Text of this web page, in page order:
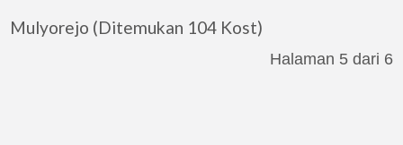
Mulyorejo (Ditemukan 104 Kost)
Halaman 5 dari 6